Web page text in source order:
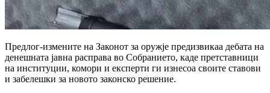
Предлог-измените на Законот за оружје предизвикаа дебата на
денешната јавна расправа во Собранието, каде претставници
на институции, комори и експерти ги изнесоа своите ставови
и забелешки за новото законско решение.